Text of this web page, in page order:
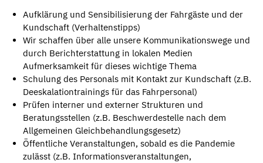
Aufklärung und Sensibilisierung der Fahrgäste und der
Kundschaft (Verhaltenstipps)
Wir schaffen über alle unsere Kommunikationswege und
durch Berichterstattung in lokalen Medien
Aufmerksamkeit für dieses wichtige Thema
Schulung des Personals mit Kontakt zur Kundschaft (z.B.
Deeskalationtrainings für das Fahrpersonal)
Prüfen interner und externer Strukturen und
Beratungsstellen (z.B. Beschwerdestelle nach dem
Allgemeinen Gleichbehandlungsgesetz)
Öffentliche Veranstaltungen, sobald es die Pandemie
zulässt (z.B. Informationsveranstaltungen,